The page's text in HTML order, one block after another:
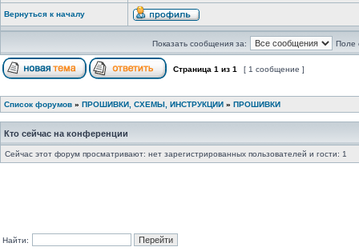
Вернуться к началу
Показать сообщения за: Поле
Страница 1 из 1 [ 1 сообщение ]
Список форумов » ПРОШИВКИ, СХЕМЫ, ИНСТРУКЦИИ » ПРОШИВКИ
Кто сейчас на конференции
Сейчас этот форум просматривают: нет зарегистрированных пользователей и гости: 1
Найти: